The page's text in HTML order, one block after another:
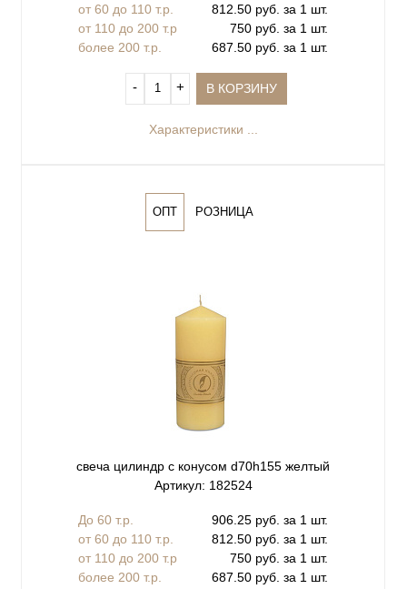
от 60 до 110 т.р.
812.50 руб. за 1 шт.
от 110 до 200 т.р
750 руб. за 1 шт.
более 200 т.р.
687.50 руб. за 1 шт.
‐ + В КОРЗИНУ
Характеристики ...
ОПТ РОЗНИЦА
свеча цилиндр с конусом d70h155 желтый
Артикул: 182524
До 60 т.р.
906.25 руб. за 1 шт.
от 60 до 110 т.р.
812.50 руб. за 1 шт.
от 110 до 200 т.р
750 руб. за 1 шт.
более 200 т.р.
687.50 руб. за 1 шт.